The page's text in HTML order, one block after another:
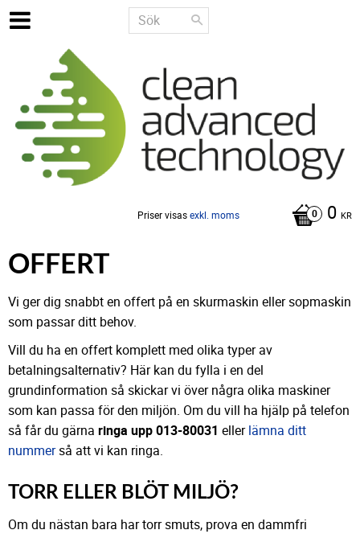
Priser visasexkl. moms 0 KR
OFFERT
Vi ger dig snabbt en offert på en skurmaskin eller sopmaskin
som passar ditt behov.
Vill du ha en offert komplett med olika typer av
betalningsalternativ? Här kan du fylla i en del
grundinformation så skickar vi över några olika maskiner
som kan passa för den miljön. Om du vill ha hjälp på telefon
så får du gärna ringa upp 013-80031 ellerlämna ditt
nummerså att vi kan ringa.
TORR ELLER BLÖT MILJÖ?
Om du nästan bara har torr smuts, prova en dammfri